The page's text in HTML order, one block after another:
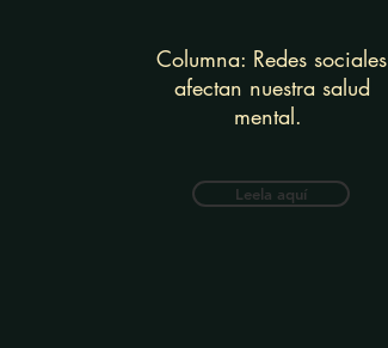
Columna: Redes sociales
afectan nuestra salud
mental.
Leela aquí